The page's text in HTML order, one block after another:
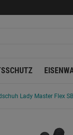
Lady Master Flex SB